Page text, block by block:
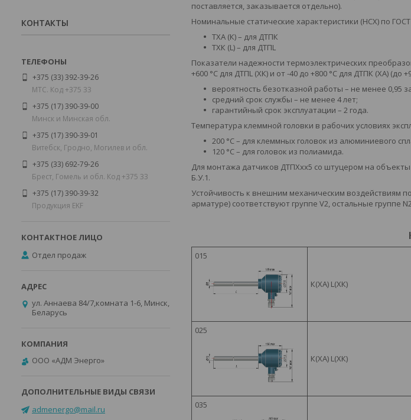
поставляется, заказывается отдельно).
Номинальные статические характеристики (НСХ) по ГОСТ
ТХА (К) – для ДТПК
ТХК (L) – для ДТПL
Показатели надежности термоэлектрических
+600 °С для ДТПL (ХК) и от -40 до +800 °С для ДТПК (ХА)
вероятность безотказной работы – не менее 0,95
средний срок службы – не менее 4 лет;
гарантийный срок эксплуатации – 2 года.
Температура клеммной головки в рабочих условиях
200 °С – для клеммных головок из алюминиевого
120 °С – для головок из полиамида.
Для монтажа датчиков ДТПХхх5 со штуцером на
Б.У.1.
Устойчивость к внешним механическим воздействиям
арматуре) соответствуют группе V2, остальные группе
015
К(ХА) L(ХК)
025
К(ХА) L(ХК)
035
КОНТАКТЫ
+375 (33) 392-39-26
МТС. Код +375 33
+375 (17) 390-39-00
Минск и Минская обл.
+375 (17) 390-39-01
Витебск, Гродно, Могилев и обл.
+375 (33) 692-79-26
Брест, Гомель и обл. Код +375 33
+375 (17) 390-39-32
Продукция EKF
Отдел продаж
ул. Аннаева 84/7,комната 1-6, Минск,
Беларусь
ООО «АДМ Энерго»
admenergo@mail.ru